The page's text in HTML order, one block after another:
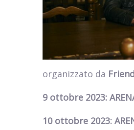
organizzato da
9 ottobre 2023:
10 ottobre 2023: